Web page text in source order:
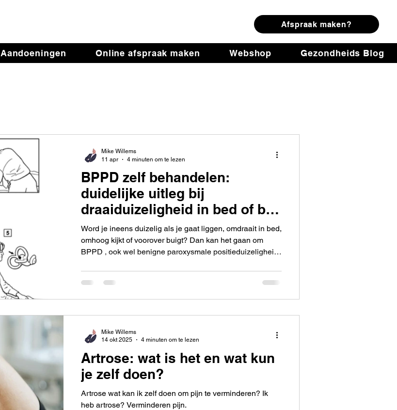
Afspraak maken?
Aandoeningen Online afspraak maken Webshop Gezondheids Blog
BPPD zelf behandelen:
duidelijke uitleg bij
draaiduizeligheid in bed of bij
omdraaien
Word je ineens duizelig als je gaat liggen, omdraait in bed,
omhoog kijkt of voorover buigt? Dan kan het gaan om
BPPD , ook wel benigne paroxysmale positieduizeligheid
vorm van duizeligheid. Bij BPPD ontstaan korte aanvallen
van draaiduizeligheid, vaak van enkele seconden tot
Mike Willems
11 apr
4 minuten om te lezen
Artrose: wat is het en wat kun
je zelf doen?
Artrose wat kan ik zelf doen om pijn te verminderen? Ik
heb artrose? Verminderen pijn.
Mike Willems
14 okt 2025
4 minuten om te lezen